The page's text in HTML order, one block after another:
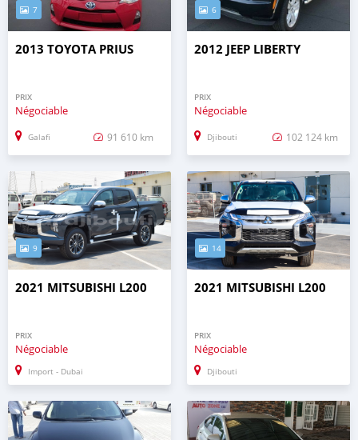
7
2013 TOYOTA PRIUS
PRIX
Négociable
Galafi 91 610 km
6
2012 JEEP LIBERTY
PRIX
Négociable
Djibouti 102 124 km
9
2021 MITSUBISHI L200
PRIX
Négociable
Import - Dubai
14
2021 MITSUBISHI L200
PRIX
Négociable
Djibouti